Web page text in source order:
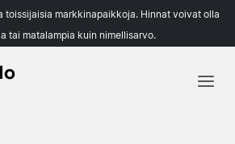
toissijaisia markkinapaikkoja. Hinnat voivat olla
tai matalampia kuin nimellisarvo.